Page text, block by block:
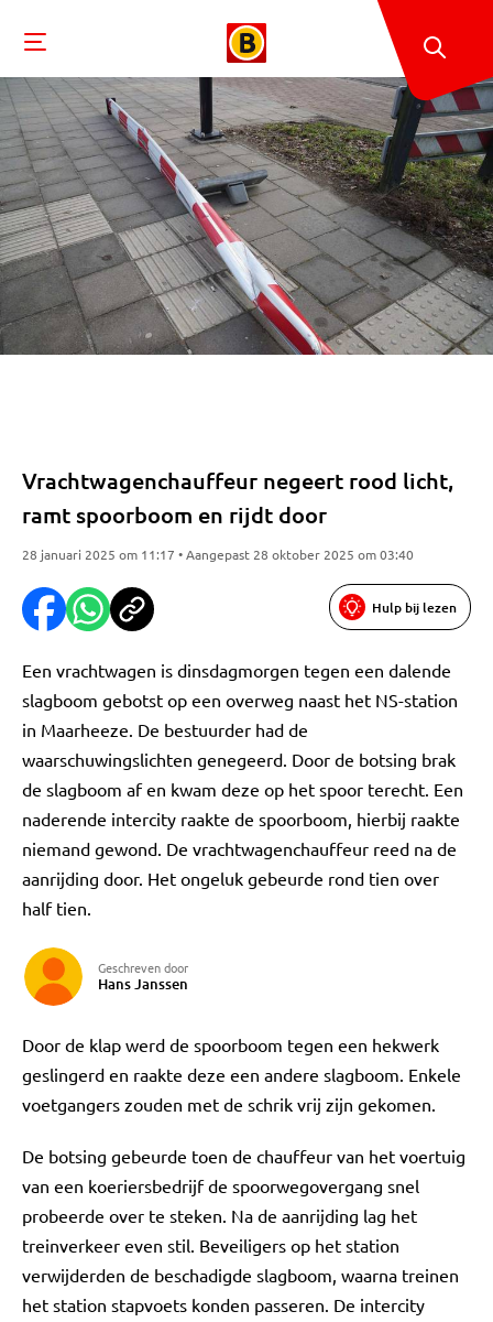
Vrachtwagenchauffeur negeert rood licht,
ramt spoorboom en rijdt door
28 januari 2025 om 11:17 • Aangepast 28 oktober 2025 om 03:40
Hulp bij lezen
Een vrachtwagen is dinsdagmorgen tegen een dalende
slagboom gebotst op een overweg naast het NS-station
in Maarheeze. De bestuurder had de
waarschuwingslichten genegeerd. Door de botsing brak
de slagboom af en kwam deze op het spoor terecht. Een
naderende intercity raakte de spoorboom, hierbij raakte
niemand gewond. De vrachtwagenchauffeur reed na de
aanrijding door. Het ongeluk gebeurde rond tien over
half tien.
Geschreven door
Hans Janssen
Door de klap werd de spoorboom tegen een hekwerk
geslingerd en raakte deze een andere slagboom. Enkele
voetgangers zouden met de schrik vrij zijn gekomen.
De botsing gebeurde toen de chauffeur van het voertuig
van een koeriersbedrijf de spoorwegovergang snel
probeerde over te steken. Na de aanrijding lag het
treinverkeer even stil. Beveiligers op het station
verwijderden de beschadigde slagboom, waarna treinen
het station stapvoets konden passeren. De intercity